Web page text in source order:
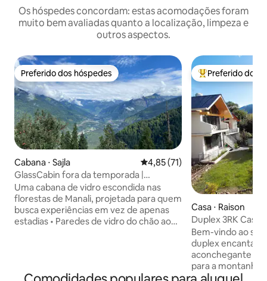
Os hóspedes concordam: estas acomodações foram
muito bem avaliadas quanto a localização, limpeza e
outros aspectos.
Preferido dos hóspedes
Preferido dos hóspedes
Cabana ⋅ Sajla 4,85 de uma avaliação média
4,85 (71)
GlassCabin fora da temporada |
ForestTrek•Teto de vidro•Wi-Fi
Uma cabana de vidro escondida nas
florestas de Manali, projetada para quem
busca experiências em vez de apenas
estadias • Paredes de vidro do chão ao
madeira de demolição / luxo minimalista
Entre os
Preferido dos
Casa ⋅ Raison
Duplex 3RK Casa
Raison (Manali)
Bem-vindo ao
duplex
aconchegante e
para a
ambiente